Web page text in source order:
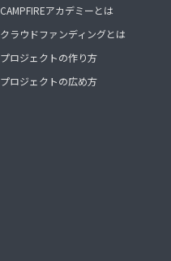
CAMPFIREアカデミーとは
クラウドファンディングとは
プロジェクトの作り方
プロジェクトの広め方